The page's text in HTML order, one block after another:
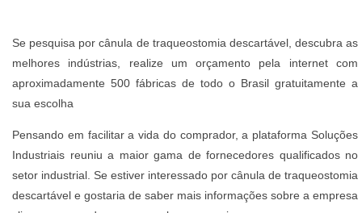
Se pesquisa por cânula de traqueostomia descartável, descubra as
melhores indústrias, realize um orçamento pela internet com
aproximadamente 500 fábricas de todo o Brasil gratuitamente a
sua escolha
Pensando em facilitar a vida do comprador, a plataforma Soluções
Industriais reuniu a maior gama de fornecedores qualificados no
setor industrial. Se estiver interessado por cânula de traqueostomia
descartável e gostaria de saber mais informações sobre a empresa